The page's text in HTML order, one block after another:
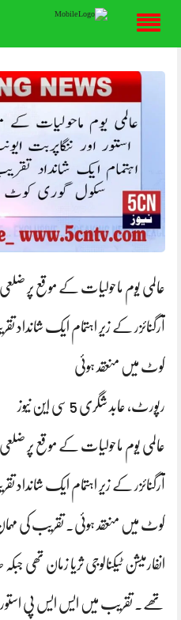
عالمی یوم ماحولیات کے موقع پر ضلعی
آرگنائزر کے زیر اہتمام ایک شانداد
کوٹ میں منعقد ہوئی
رپورٹ، عابد شگری 5 سی این نیوز
عالمی یوم ماحولیات کے موقع پر ضلعی
آرگنائزر کے زیر اہتمام ایک شانداد
کوٹ میں منعقد ہوئی. تقریب کی
انفارمیشن ٹیکنالوجی ثریا زمان تھی
تھے. تقریب میں ایس ایس پی